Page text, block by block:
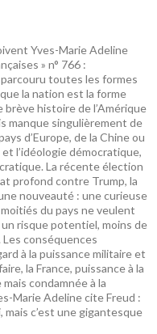
Yves-Marie Adeline
» n° 766 :
parcouru toutes les formes
la nation est la forme
brève histoire de l’Amérique
manque singulièrement de
d’Europe, de la Chine ou
l’idéologie démocratique,
La récente élection
profond contre Trump, la
nouveauté : une curieuse
du pays ne veulent
risque potentiel, moins de
Les conséquences
à la puissance militaire et
la France, puissance à la
condamnée à la
Marie Adeline cite Freud :
mais c’est une gigantesque